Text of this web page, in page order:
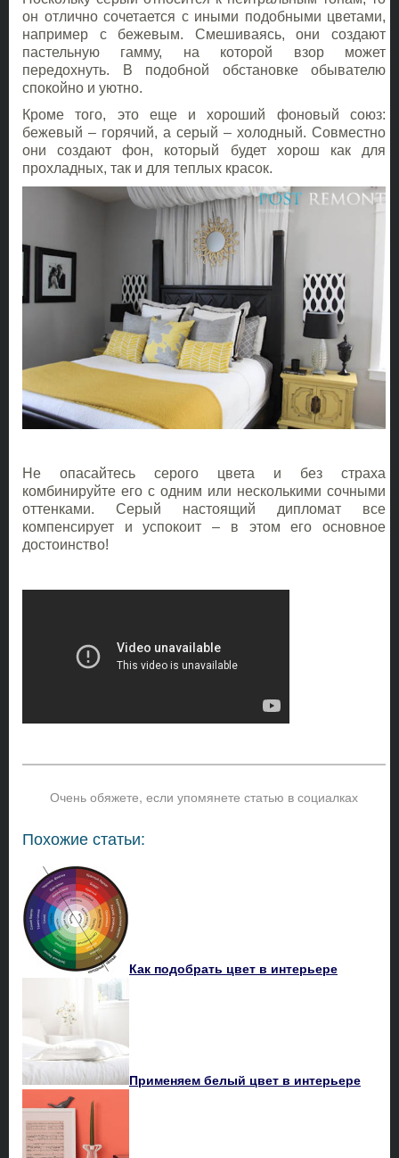
он отлично сочетается с иными подобными цветами,
например с бежевым. Смешиваясь, они создают
пастельную гамму, на которой взор может
передохнуть. В подобной обстановке обывателю
спокойно и уютно.
Кроме того, это еще и хороший фоновый союз:
бежевый – горячий, а серый – холодный. Совместно
они создают фон, который будет хорош как для
прохладных, так и для теплых красок.
Не опасайтесь серого цвета и без страха
комбинируйте его с одним или несколькими сочными
оттенками. Серый настоящий дипломат все
компенсирует и успокоит – в этом его основное
достоинство!
Очень обяжете, если упомянете статью в социалках
Похожие статьи:
Как подобрать цвет в интерьере
Применяем белый цвет в интерьере